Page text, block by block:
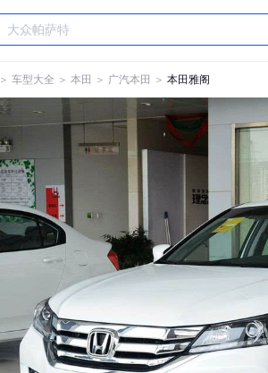
＞ 车型大全 ＞ 本田 ＞ 广汽本田 ＞ 本田雅阁